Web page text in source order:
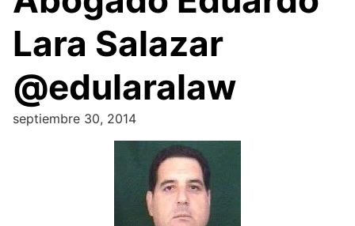
Lara Salazar
@edularalaw
septiembre 30, 2014